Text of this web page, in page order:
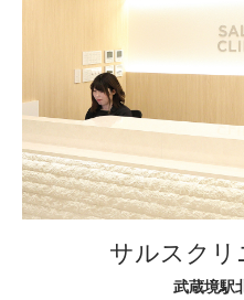
サルスクリ
武蔵境駅